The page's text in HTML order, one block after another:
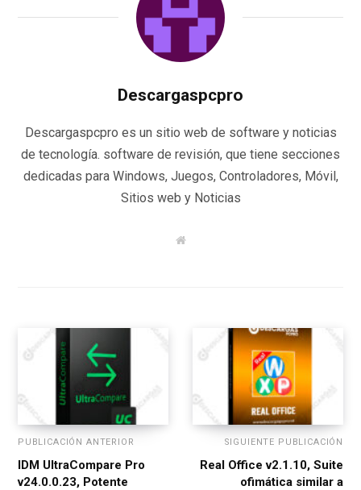
Descargaspcpro
Descargaspcpro es un sitio web de software y noticias
de tecnología. software de revisión, que tiene secciones
dedicadas para Windows, Juegos, Controladores, Móvil,
Sitios web y Noticias
W
PUBLICACIÓN ANTERIOR
IDM UltraCompare Pro
v24.0.0.23, Potente
SIGUIENTE PUBLICACIÓN
Real Office v2.1.10, Suite
ofimática similar a